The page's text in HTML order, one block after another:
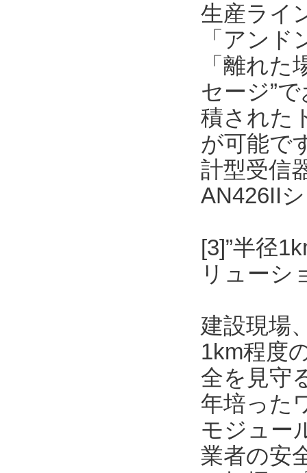
生産ライ
「アン
「離れ
セージ”
積された
が可能で
計型受信
AN426II
[3]”半径
リューシ
建設現場
1km程度
全を見守
年培った
モジュー
業者の安